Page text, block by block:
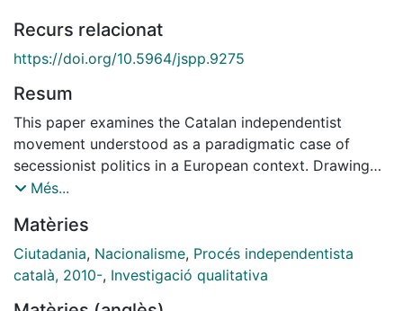
Recurs relacionat
https://doi.org/10.5964/jspp.9275
Resum
This paper examines the Catalan independentist
movement understood as a paradigmatic case of
secessionist politics in a European context. Drawing
on recent rhetorical-psychological studies on
constructions of citizenship and national identity
interweave to shape, warrant, and contest opposing
arguments about Catalan independence and Spanish
Més...
Matèries
Ciutadania, Nacionalisme, Procés independentista
català, 2010-, Investigació qualitativa